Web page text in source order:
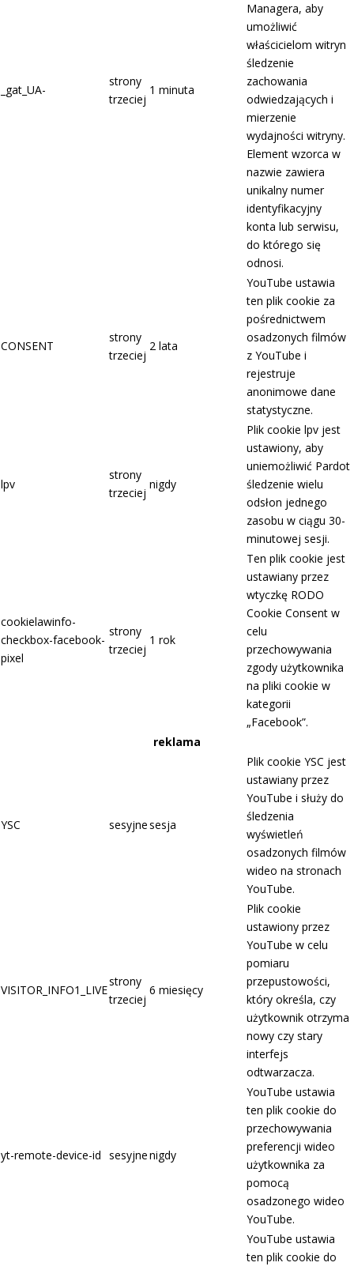
_gat_UA-
strony
trzeciej
1 minuta
Managera, aby
umożliwić
właścicielom witryn
śledzenie
zachowania
odwiedzających i
mierzenie
wydajności witryny.
Element wzorca w
nazwie zawiera
unikalny numer
identyfikacyjny
konta lub serwisu,
do którego się
odnosi.
CONSENT
strony
trzeciej
2 lata
YouTube ustawia
ten plik cookie za
pośrednictwem
osadzonych filmów
z YouTube i
rejestruje
anonimowe dane
statystyczne.
lpv
strony
trzeciej
nigdy
Plik cookie lpv jest
ustawiony, aby
uniemożliwić Pardot
śledzenie wielu
odsłon jednego
zasobu w ciągu 30-
minutowej sesji.
cookielawinfo-
checkbox-facebook-
pixel
strony
trzeciej
1 rok
Ten plik cookie jest
ustawiany przez
wtyczkę RODO
Cookie Consent w
celu
przechowywania
zgody użytkownika
na pliki cookie w
kategorii
„Facebook”.
reklama
YSC sesyjnesesja
Plik cookie YSC jest
ustawiany przez
YouTube i służy do
śledzenia
wyświetleń
osadzonych filmów
wideo na stronach
YouTube.
VISITOR_INFO1_LIVE
strony
trzeciej
6 miesięcy
Plik cookie
ustawiony przez
YouTube w celu
pomiaru
przepustowości,
który określa, czy
użytkownik otrzyma
nowy czy stary
interfejs
odtwarzacza.
yt-remote-device-id sesyjnenigdy
YouTube ustawia
ten plik cookie do
przechowywania
preferencji wideo
użytkownika za
pomocą
osadzonego wideo
YouTube.
YouTube ustawia
ten plik cookie do